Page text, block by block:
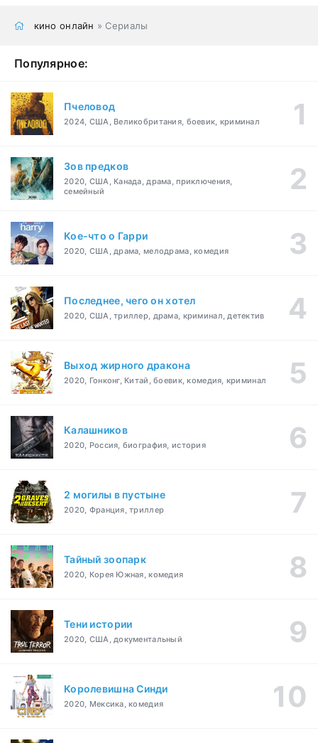
кино онлайн » Сериалы
Популярное:
Пчеловод
2024, США, Великобритания, боевик, криминал
Зов предков
2020, США, Канада, драма, приключения,
семейный
Кое-что о Гарри
2020, США, драма, мелодрама, комедия
Последнее, чего он хотел
2020, США, триллер, драма, криминал, детектив
Выход жирного дракона
2020, Гонконг, Китай, боевик, комедия, криминал
Калашников
2020, Россия, биография, история
2 могилы в пустыне
2020, Франция, триллер
Тайный зоопарк
2020, Корея Южная, комедия
Тени истории
2020, США, документальный
Королевишна Синди
2020, Мексика, комедия